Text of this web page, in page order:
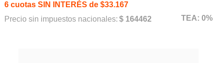
6 cuotas SIN INTERÉS de $33.167
Precio sin impuestos nacionales: $ 164462 TEA: 0%